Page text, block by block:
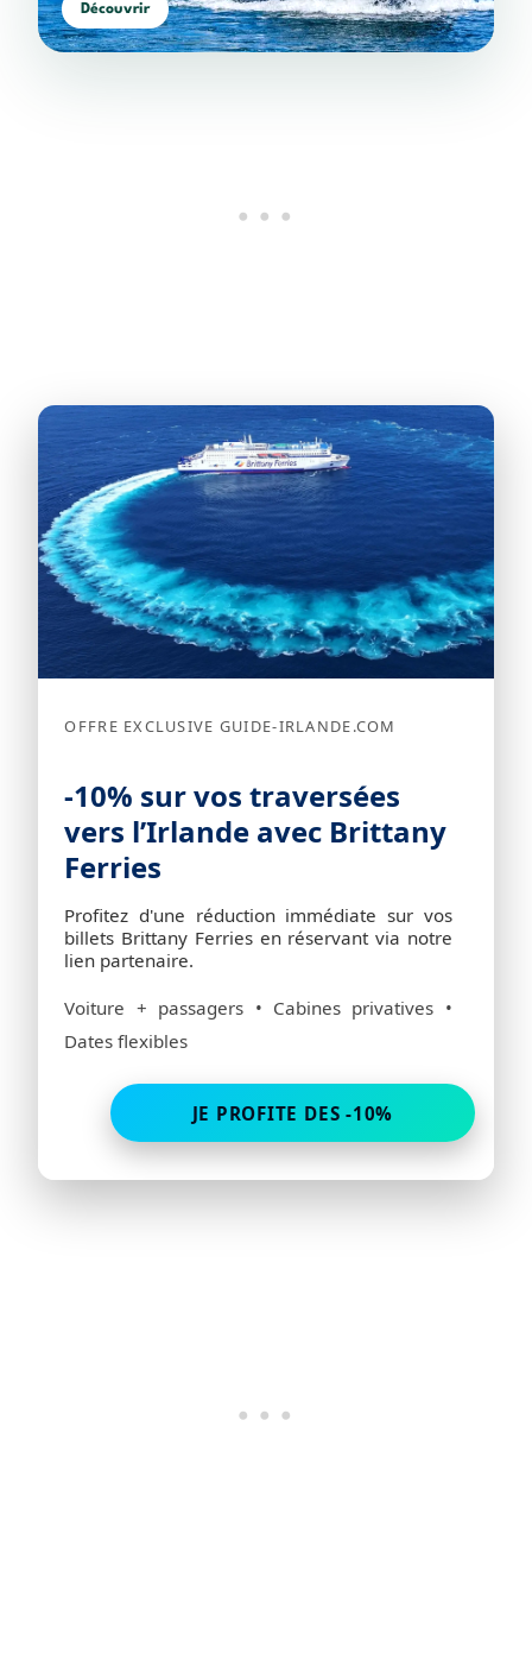
Découvrir
OFFRE EXCLUSIVE GUIDE-IRLANDE.COM
-10% sur vos traversées
vers l’Irlande avec Brittany
Ferries
Profitez d'une réduction immédiate sur vos
billets Brittany Ferries en réservant via notre
lien partenaire.
Voiture + passagers • Cabines privatives •
Dates flexibles
JE PROFITE DES -10%